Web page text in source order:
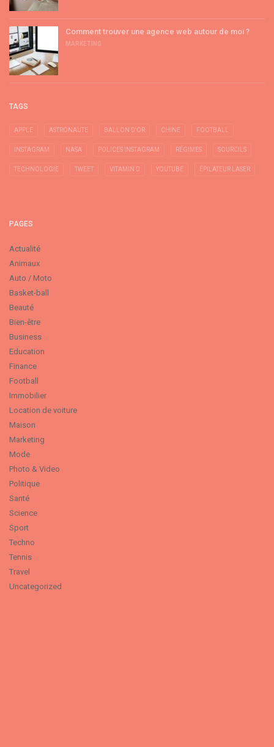
Comment trouver une agence web autour de moi ?
MARKETING
TAGS
APPLE ASTRONAUTE BALLON D'OR CHINE FOOTBALL
INSTAGRAM NASA POLICES INSTAGRAM RÉGIMES SOURCILS
TECHNOLOGIE TWEET VITAMIN D YOUTUBE ÉPILATEUR LASER
PAGES
Actualité
Animaux
Auto / Moto
Basket-ball
Beauté
Bien-être
Business
Education
Finance
Football
Immobilier
Location de voiture
Maison
Marketing
Mode
Photo & Video
Politique
Santé
Science
Sport
Techno
Tennis
Travel
Uncategorized